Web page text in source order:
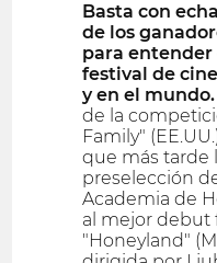
Basta con
de los
para entender
festival de
y en el mundo.
de la
Family"
que más tarde
preselección
Academia de
al mejor debut
"Honeyland"